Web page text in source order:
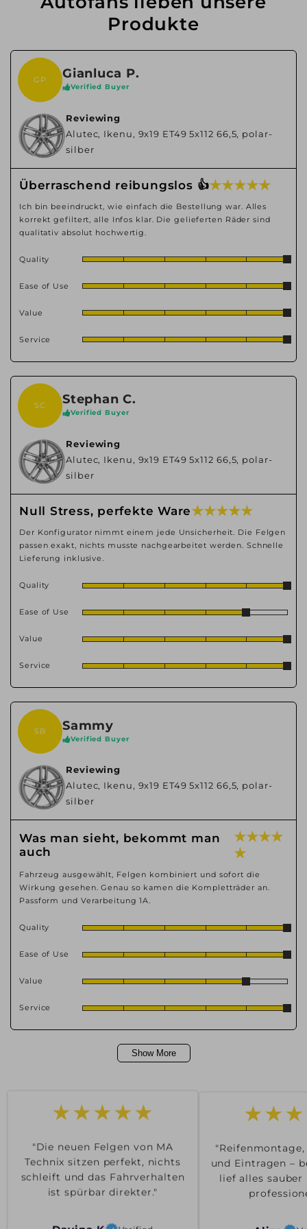
Produkte
GP Gianluca P.
Verified Buyer
Reviewing
Alutec, Ikenu, 9x19 ET49 5x112 66,5, polar-
silber
Überraschend reibungslos 👍★ ★ ★ ★ ★
Ich bin beeindruckt, wie einfach die Bestellung war. Alles
korrekt gefiltert, alle Infos klar. Die gelieferten Räder sind
qualitativ absolut hochwertig.
Quality
Ease of Use
Value
Service
SC Stephan C.
Verified Buyer
Reviewing
Alutec, Ikenu, 9x19 ET49 5x112 66,5, polar-
silber
Null Stress, perfekte Ware★ ★ ★ ★ ★
Der Konfigurator nimmt einem jede Unsicherheit. Die Felgen
passen exakt, nichts musste nachgearbeitet werden. Schnelle
Lieferung inklusive.
Quality
Ease of Use
Value
Service
SB Sammy
Verified Buyer
Reviewing
Alutec, Ikenu, 9x19 ET49 5x112 66,5, polar-
silber
Was man sieht, bekommt man
auch
★ ★ ★ ★
★
Fahrzeug ausgewählt, Felgen kombiniert und sofort die
Wirkung gesehen. Genau so kamen die Kompletträder an.
Passform und Verarbeitung 1A.
Quality
Ease of Use
Value
Service
Show More
★★★★★
"Die neuen Felgen von MA
Technix sitzen perfekt, nichts
schleift und das Fahrverhalten
ist spürbar direkter."
und Eintragen –
lief alles